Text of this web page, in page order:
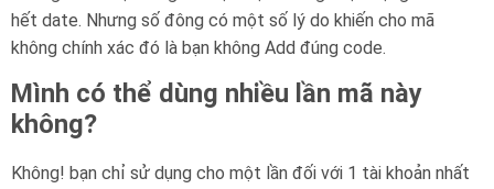
hết date. Nhưng số đông có một số lý do khiến cho mã
không chính xác đó là bạn không Add đúng code.
Mình có thể dùng nhiều lần mã này
không?
Không! bạn chỉ sử dụng cho một lần đối với 1 tài khoản nhất